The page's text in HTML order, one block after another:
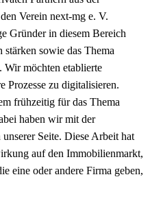
Verein next-mg e. V.
Gründer in diesem Bereich
sowie das Thema
möchten etablierte
Prozesse zu digitalisieren.
frühzeitig für das Thema
haben wir mit der
Seite. Diese Arbeit hat
auf den Immobilienmarkt,
eine oder andere Firma geben,